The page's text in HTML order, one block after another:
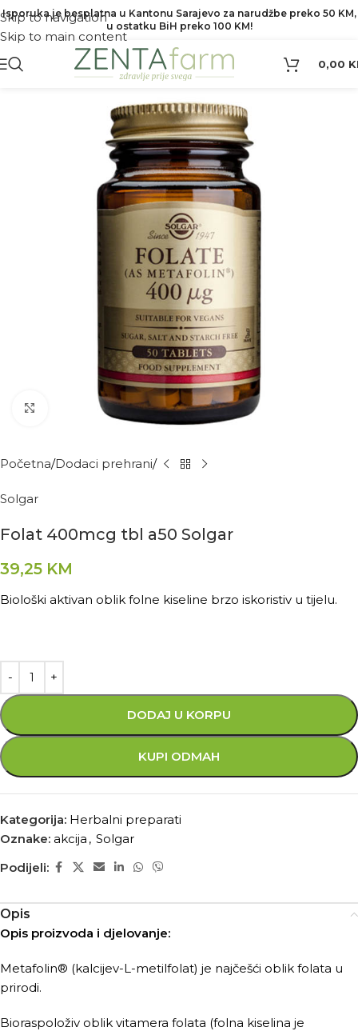
Skip to navigation
Skip to main content
Isporuka je besplatna u Kantonu Sarajevo za narudžbe preko 50 KM,
u ostatku BiH preko 100 KM!
0,00
Kliknite za povećanje
Početna Dodaci prehrani
Solgar
Folat 400mcg tbl a50 Solgar
39,25 KM
Biološki aktivan oblik folne kiseline brzo iskoristiv u tijelu.
DODAJ U KORPU
KUPI ODMAH
Kategorija: Herbalni preparati
Oznake: akcija , Solgar
Podijeli:
Opis
Opis proizvoda i djelovanje:
Metafolin® (kalcijev-L-metilfolat) je najčešći oblik folata u
prirodi.
Bioraspoloživ oblik vitamera folata (folna kiselina je